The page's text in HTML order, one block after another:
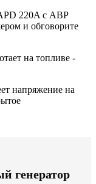
220A с АВР
и обговорите
на топливе -
напряжение на
генератор